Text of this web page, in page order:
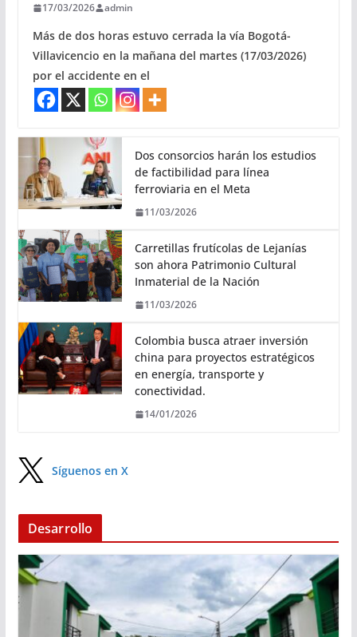
17/03/2026 admin
Más de dos horas estuvo cerrada la vía Bogotá-
Villavicencio en la mañana del martes (17/03/2026)
por el accidente en el
Dos consorcios harán los estudios
de factibilidad para línea
ferroviaria en el Meta
11/03/2026
Carretillas frutícolas de Lejanías
son ahora Patrimonio Cultural
Inmaterial de la Nación
11/03/2026
Colombia busca atraer inversión
china para proyectos estratégicos
en energía, transporte y
conectividad.
14/01/2026
Síguenos en X
Desarrollo